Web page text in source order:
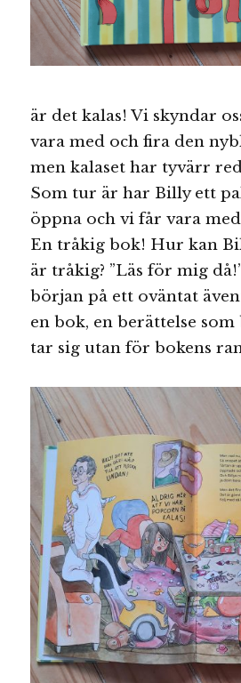
är det kalas! Vi skyndar
vara med och fira den
men kalaset har tyvärr
Som tur är har Billy ett
öppna och vi får vara
En tråkig bok! Hur kan
är tråkig? ”Läs för mig
början på ett oväntat
en bok, en berättelse
tar sig utan för bokens